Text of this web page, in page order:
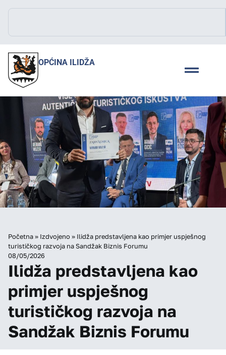
OPĆINA ILIDŽA
Početna» Izdvojeno » Ilidža predstavljena kao primjer uspješnog
turističkog razvoja na Sandžak Biznis Forumu
08/05/2026
Ilidža predstavljena kao
primjer uspješnog
turističkog razvoja na
Sandžak Biznis Forumu